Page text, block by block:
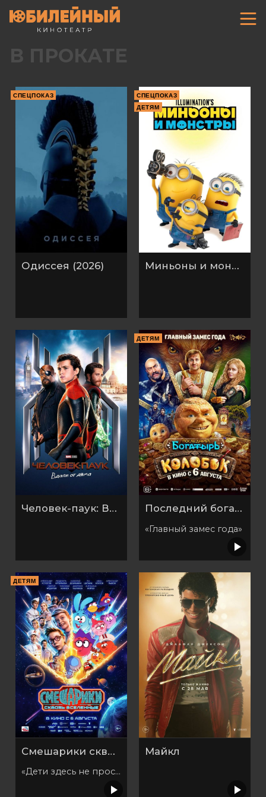
В ПРОКАТЕ
СПЕЦПОКАЗ
Одиссея (2026)
СПЕЦПОКАЗ
ДЕТЯМ
Миньоны и монстры (2026)
Человек-паук: Вдали от дома (2019)
ДЕТЯМ
Последний богатырь. Колобок
«Главный замес года»
ДЕТЯМ
Смешарики сквозь вселенные
«Дети здесь не просто так»
Майкл